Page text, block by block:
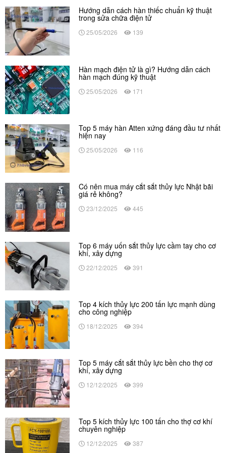
Hướng dẫn cách hàn thiếc chuẩn kỹ thuật
trong sửa chữa điện tử
25/05/2026 139
Hàn mạch điện tử là gì? Hướng dẫn cách
hàn mạch đúng kỹ thuật
25/05/2026 171
Top 5 máy hàn Atten xứng đáng đầu tư nhất
hiện nay
25/05/2026 116
Có nên mua máy cắt sắt thủy lực Nhật bãi
giá rẻ không?
23/12/2025 445
Top 6 máy uốn sắt thủy lực cầm tay cho cơ
khí, xây dựng
22/12/2025 391
Top 4 kích thủy lực 200 tấn lực mạnh dùng
cho công nghiệp
18/12/2025 394
Top 5 máy cắt sắt thủy lực bền cho thợ cơ
khí, xây dựng
12/12/2025 399
Top 5 kích thủy lực 100 tấn cho thợ cơ khí
chuyên nghiệp
12/12/2025 387